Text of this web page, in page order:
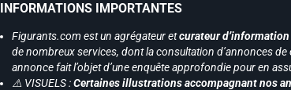
INFORMATIONS IMPORTANTES
Figurants.com est un agrégateur etcurateur
de nombreux services, dont la consultation d’annonces
annonce fait l’objet d’une enquête approfondie pour en
⚠️ VISUELS :Certaines illustrations accompagnant nos